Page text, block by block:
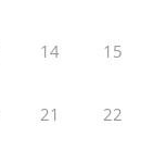
14 15
21 22